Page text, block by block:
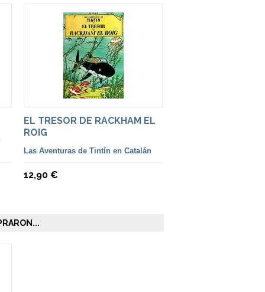
EL TRESOR DE RACKHAM EL
ROIG
Las Aventuras de Tintín en Catalán
12,90 €